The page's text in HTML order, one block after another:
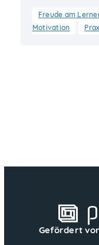
Freude am
Motivation
Gefördert